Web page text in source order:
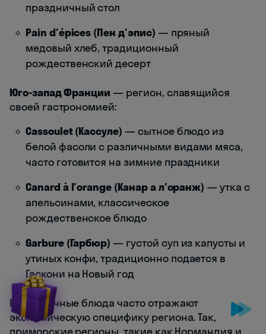
праздничный стол
Pain d'épices (Пен д'эпис) — пряный
медовый хлеб, традиционный
рождественский десерт
Юго-запад Франции — регион, славящийся
своей гастрономией:
Cassoulet (Кассуле) — сытное блюдо из
белой фасоли с различными видами мяса,
часто готовится на зимние праздники
Canard à l'orange (Канар а л'оранж) — утка с
апельсинами, классическое
рождественское блюдо
Garbure (Гарбюр) — густой суп из капусты и
утиных конфи, традиционно подается в
Гаскони на Новый год
Праздничные блюда часто отражают
экономическую специфику региона. Так,